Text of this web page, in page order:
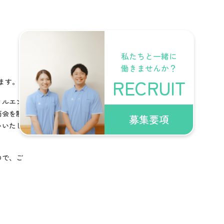
私たちと一緒に
働きませんか？
RECRUIT
募集要項
。
エン
を制
たし
、ご